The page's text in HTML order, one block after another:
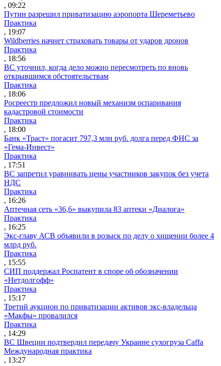
, 09:22
Путин разрешил приватизацию аэропорта Шереметьево
Практика
, 19:07
Wildberries начнет страховать товары от ударов дронов
Практика
, 18:56
ВС уточнил, когда дело можно пересмотреть по вновь
открывшимся обстоятельствам
Практика
, 18:06
Росреестр предложил новый механизм оспаривания
кадастровой стоимости
Практика
, 18:00
Банк «Траст» погасит 797,3 млн руб. долга перед ФНС за
«Гема-Инвест»
Практика
, 17:51
ВС запретил уравнивать цены участников закупок без учета
НДС
Практика
, 16:26
Аптечная сеть «36,6» выкупила 83 аптеки «Диалога»
Практика
, 16:25
Экс-главу АСВ объявили в розыск по делу о хищении более 4
млрд руб.
Практика
, 15:55
СИП поддержал Роспатент в споре об обозначении
«Нетдолгофф»
Практика
, 15:17
Третий аукцион по приватизации активов экс-владельца
«Макфы» провалился
Практика
, 14:29
ВС Швеции подтвердил передачу Украине сухогруза Caffa
Международная практика
, 13:27